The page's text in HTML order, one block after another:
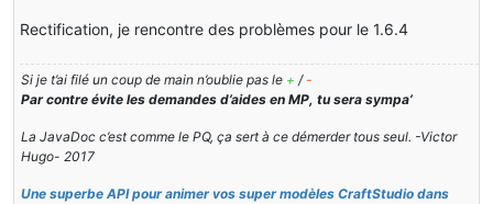
Rectification, je rencontre des problèmes pour le 1.6.4
Si je t’ai filé un coup de main n’oublie pas le + / -
Par contre évite les demandes d’aides en MP, tu sera sympa’
La JavaDoc c’est comme le PQ, ça sert à ce démerder tous seul. -Victor
Hugo- 2017
Une superbe API pour animer vos super modèles CraftStudio dans